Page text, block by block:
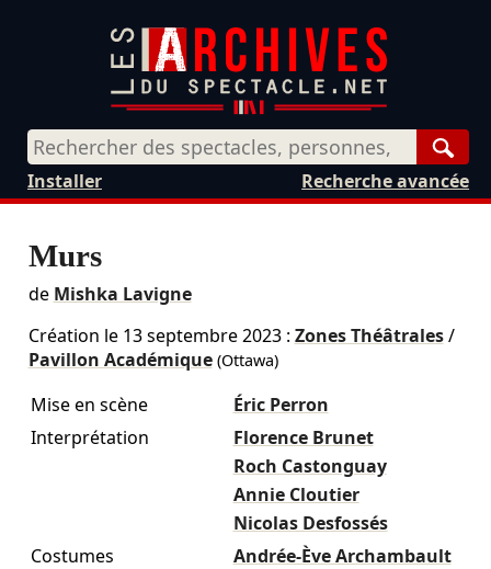
Recherche avancée
Installer
Murs
de Mishka Lavigne
Création le 13 septembre 2023: Zones Théâtrales/
Pavillon Académique(Ottawa)
Mise en scène
Éric Perron
Interprétation
Florence Brunet
Roch Castonguay
Annie Cloutier
Nicolas Desfossés
Costumes
Andrée-Ève Archambault